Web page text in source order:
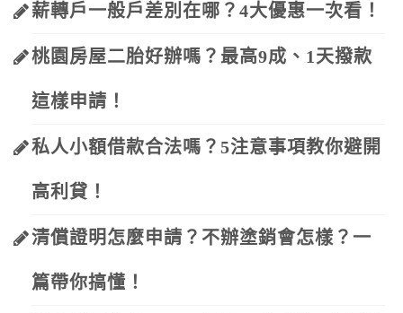
薪轉戶一般戶差別在哪？4大優惠一次看！
桃園房屋二胎好辦嗎？最高9成、1天撥款
這樣申請！
私人小額借款合法嗎？5注意事項教你避開
高利貸！
清償證明怎麼申請？不辦塗銷會怎樣？一
篇帶你搞懂！